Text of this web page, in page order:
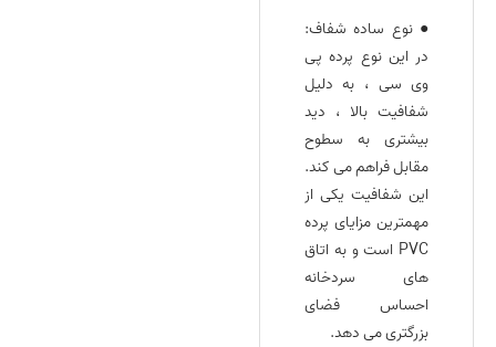
● نوع ساده شفاف:
در این نوع پرده پی
وی سی ، به دلیل
شفافیت بالا ، دید
بیشتری به سطوح
مقابل فراهم می‌ کند.
این شفافیت یکی از
مهمترین مزایای پرده
PVC است و به اتاق‌
های سردخانه
احساس فضای
بزرگتری می‌ دهد.